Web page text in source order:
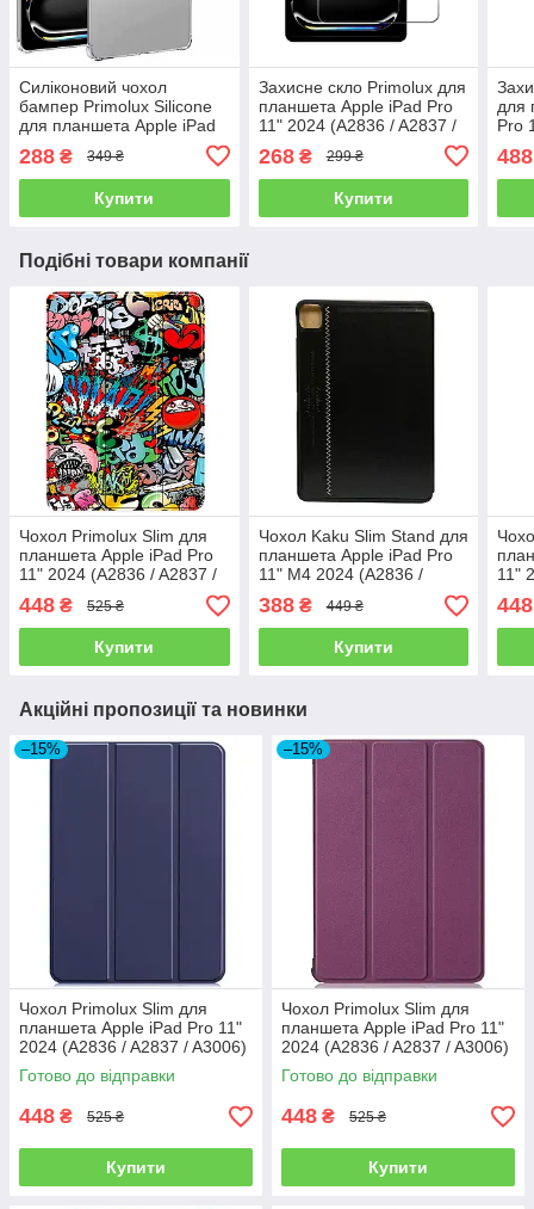
Силіконовий чохол
бампер Primolux Silicone
для планшета Apple iPad
A2837 / A3006) - Clear
288 ₴ 349 ₴
Купити
Захисне скло Primolux для
планшета Apple iPad Pro
11" 2024 (A2836 / A2837 /
268₴ 299 ₴
Купити
для
Pro
488
Подібні товари компанії
Чохол Primolux Slim для
планшета Apple iPad Pro
11" 2024 (A2836 / A2837 /
A3006) - Graffiti
448 ₴ 525 ₴
Купити
Чохол Kaku Slim Stand для
планшета Apple iPad Pro
11" M4 2024 (A2836 /
A2837 / A3006) - Black
388₴ 449 ₴
Купити
11"
448
Акційні пропозиції та новинки
–15%
Чохол Primolux Slim для
планшета Apple iPad Pro 11"
2024 (A2836 / A2837 / A3006)
- Dark Blue
Готово до відправки
448 ₴ 525 ₴
Купити
–15%
Чохол Primolux Slim для
планшета Apple iPad Pro 11"
2024 (A2836 / A2837 / A3006)
- Purple
Готово до відправки
448 ₴ 525 ₴
Купити